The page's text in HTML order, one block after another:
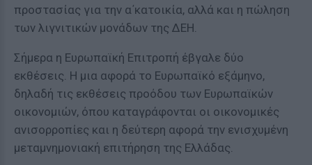
προστασίας για την α΄κατοικία, αλλά και η πώληση
των λιγνιτικών μονάδων της ΔΕΗ.
Σήμερα η Ευρωπαϊκή Επιτροπή έβγαλε δύο
εκθέσεις. Η μια αφορά το Ευρωπαϊκό εξάμηνο,
δηλαδή τις εκθέσεις προόδου των Ευρωπαϊκών
οικονομιών, όπου καταγράφονται οι οικονομικές
ανισορροπίες και η δεύτερη αφορά την ενισχυμένη
μεταμνημονιακή επιτήρηση της Ελλάδας.